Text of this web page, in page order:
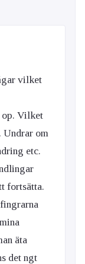
vilket
op. Vilket
om
etc.
fortsätta.
äta
det ngt